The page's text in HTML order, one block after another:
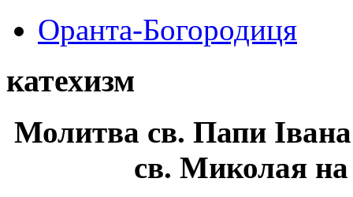
Оранта-Богородиця
катехизм
Молитва св. Папи
св. Миколая на